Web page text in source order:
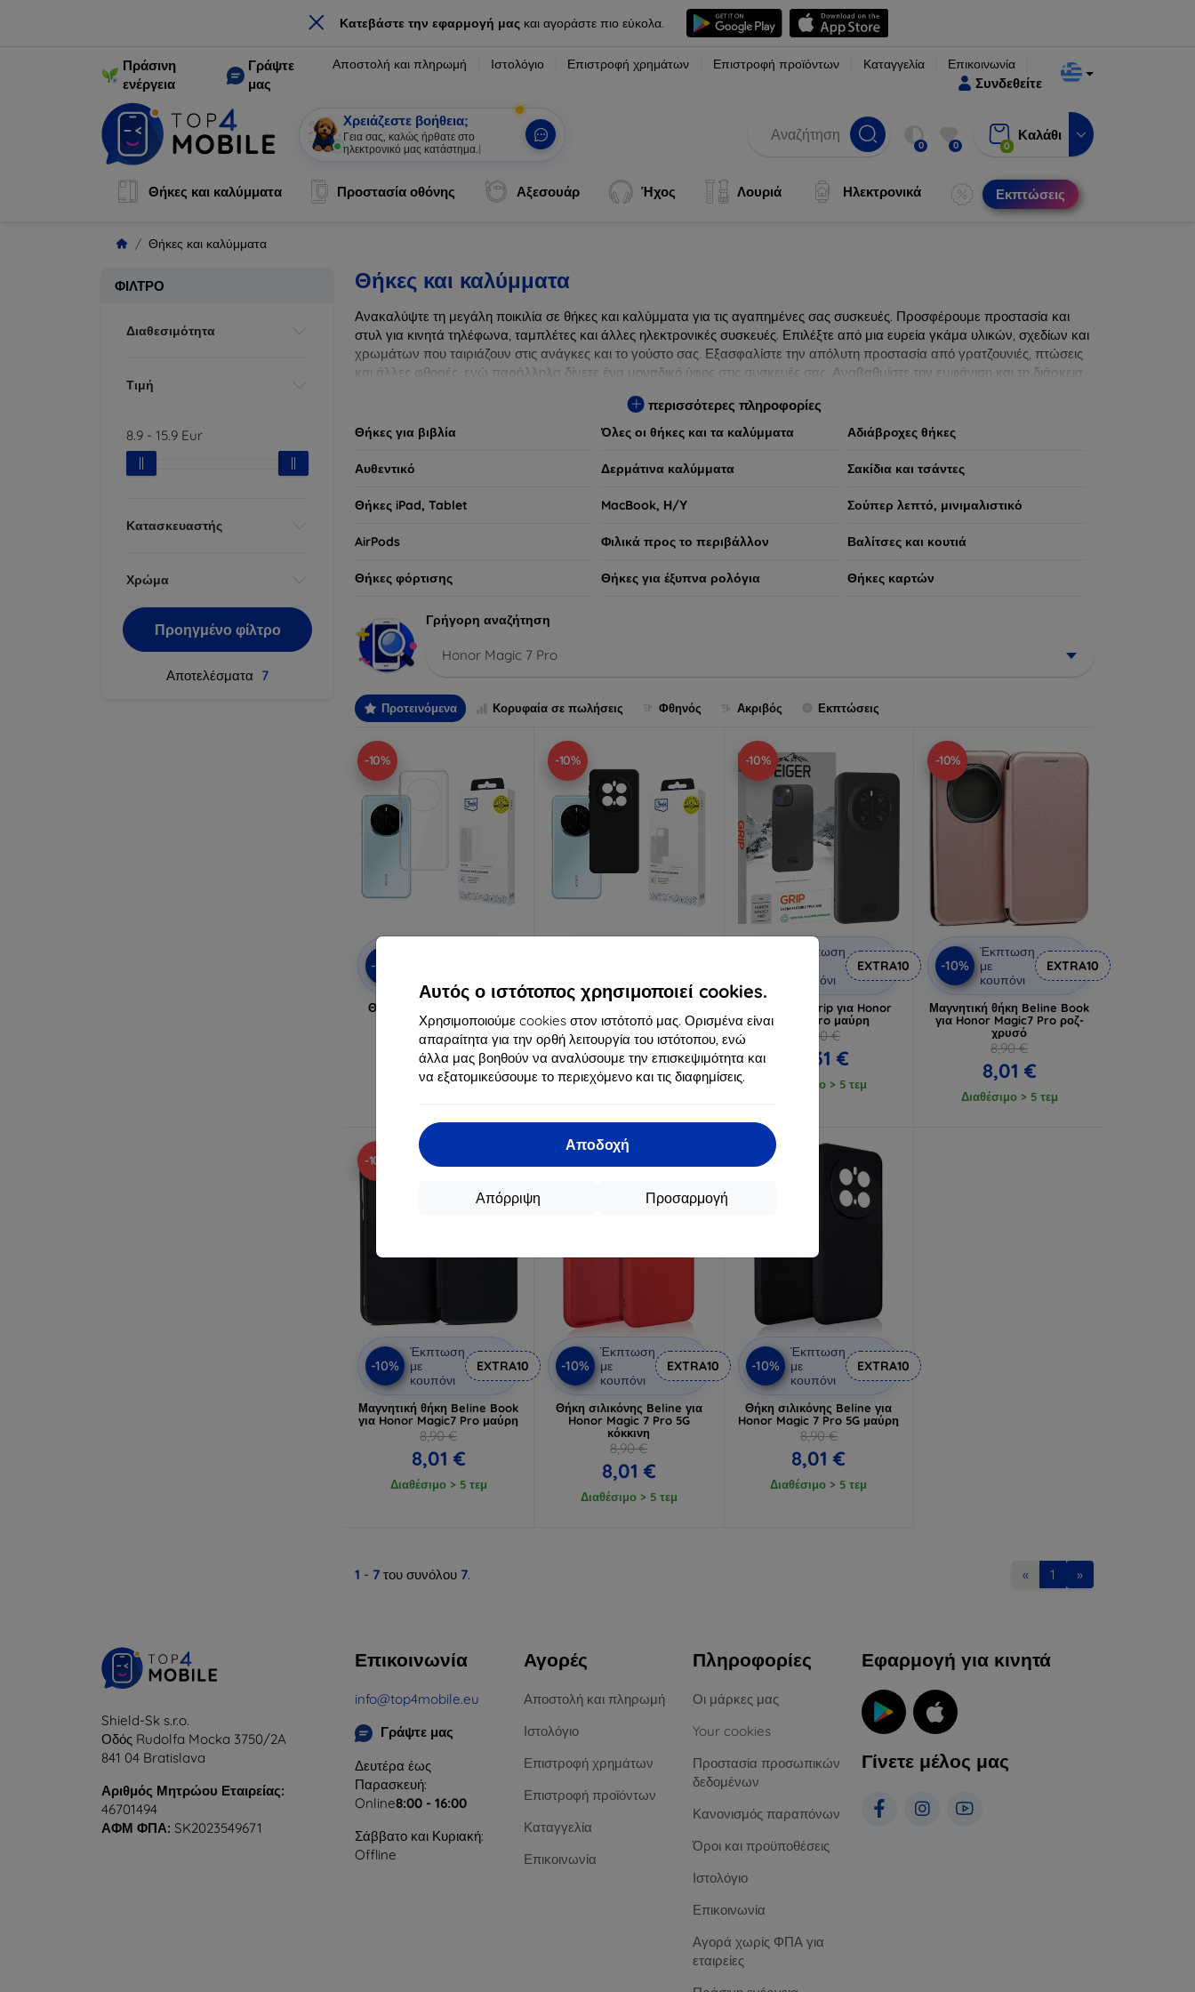
× Κατεβάστε την εφαρμογή μαςκαι αγοράστε πιο εύκολα.
Αυτός ο ιστότοπος χρησιμοποιεί cookies.
Χρησιμοποιούμε cookies στον ιστότοπό μας. Ορισμένα είναι
απαραίτητα για την ορθή λειτουργία του ιστότοπου, ενώ
άλλα μας βοηθούν να αναλύσουμε την επισκεψιμότητα και
να εξατομικεύσουμε το περιεχόμενο και τις διαφημίσεις.
Αποδοχή
Προσαρμογή
Απόρριψη
Πράσινη
ενέργεια
Γράψτε
μας
Αποστολή και πληρωμή Ιστολόγιο Επιστροφή χρημάτων Επιστροφή προϊόντων Καταγγελία Επικοινωνία
Συνδεθείτε
Χρειάζεστε βοήθεια;
Γεια σας, καλώς ήρθατε στο
ηλεκτρονικό μας κατάστημα. | 0 0 0
Καλάθι
Θήκες και καλύμματα Προστασία οθόνης Αξεσουάρ Ήχος Λουριά Ηλεκτρονικά Εκπτώσεις
Θήκες και καλύμματα
ΦΊΛΤΡΟ
Διαθεσιμότητα
Τιμή
8.9 - 15.9 Eur
Κατασκευαστής
Χρώμα
Προηγμένο φίλτρο
Αποτελέσματα 7
Θήκες και καλύμματα
Ανακαλύψτε τη μεγάλη ποικιλία σε θήκες και καλύμματα για τις αγαπημένες σας συσκευές. Προσφέρουμε προστασία και
στυλ για κινητά τηλέφωνα, ταμπλέτες και άλλες ηλεκτρονικές συσκευές. Επιλέξτε από μια ευρεία γκάμα υλικών, σχεδίων και
χρωμάτων που ταιριάζουν στις ανάγκες και το γούστο σας. Εξασφαλίστε την απόλυτη προστασία από γρατζουνιές, πτώσεις
και άλλες φθορές, ενώ παράλληλα δίνετε ένα μοναδικό ύφος στις συσκευές σας. Αναβαθμίστε την εμφάνιση και τη διάρκεια
περισσότερες πληροφορίες
Θήκες για βιβλία Όλες οι θήκες και τα καλύμματα Αδιάβροχες θήκες
Αυθεντικό Δερμάτινα καλύμματα Σακίδια και τσάντες
Θήκες iPad, Tablet MacBook, Η/Υ Σούπερ λεπτό, μινιμαλιστικό
AirPods Φιλικά προς το περιβάλλον Βαλίτσες και κουτιά
Θήκες φόρτισης Θήκες για έξυπνα ρολόγια Θήκες καρτών
Γρήγορη αναζήτηση
Honor Magic 7 Pro
Προτεινόμενα Κορυφαία σε πωλήσεις Φθηνός Ακριβός Εκπτώσεις
-10%
-10%
Θήκη 3mk Clear Case για
Honor Magic 7 Pro
10,90 €
9,81 €
Διαθέσιμο 4 τεμ
-10%
Magic 7 Pro μαύρη
10,90 €
9,81 €
Τελευταίο τεμάχιο σε
-10%
Έκπτωση
κουπόνι
EXTRA10
Θήκη Eiger Grip για Honor
Magic7 Pro μαύρη
15,90 €
14,31 €
Διαθέσιμο > 5 τεμ
-10%
-10%
Έκπτωση
με
κουπόνι
EXTRA10
Μαγνητική θήκη Beline Book
για Honor Magic7 Pro ροζ-
χρυσό
8,90 €
8,01 €
Διαθέσιμο > 5 τεμ
-10%
-10%
Έκπτωση
με
κουπόνι
EXTRA10
Μαγνητική θήκη Beline Book
για Honor Magic7 Pro μαύρη
8,90 €
8,01 €
Διαθέσιμο > 5 τεμ
-10%
Έκπτωση
με
κουπόνι
EXTRA10
Θήκη σιλικόνης Beline για
Honor Magic 7 Pro 5G
κόκκινη
8,90 €
8,01 €
Διαθέσιμο > 5 τεμ
-10%
-10%
Έκπτωση
με
κουπόνι
EXTRA10
Θήκη σιλικόνης Beline για
Honor Magic 7 Pro 5G μαύρη
8,90 €
8,01 €
Διαθέσιμο > 5 τεμ
1 - 7 του συνόλου 7. « 1 »
Shield-Sk s.r.o.
Οδός Rudolfa Mocka 3750/2A
841 04 Bratislava
Αριθμός Μητρώου Εταιρείας:
46701494
ΑΦΜ ΦΠΑ: SK2023549671
Επικοινωνία
info@top4mobile.eu
Γράψτε μας
Δευτέρα έως
Παρασκευή:
Online8:00 - 16:00
Σάββατο και Κυριακή:
Offline
Αγορές
Αποστολή και πληρωμή
Ιστολόγιο
Επιστροφή χρημάτων
Επιστροφή προϊόντων
Καταγγελία
Επικοινωνία
Πληροφορίες
Οι μάρκες μας
Your cookies
Προστασία προσωπικών
δεδομένων
Κανονισμός παραπόνων
Όροι και προϋποθέσεις
Ιστολόγιο
Επικοινωνία
Αγορά χωρίς ΦΠΑ για
εταιρείες
Εφαρμογή για κινητά
Γίνετε μέλος μας